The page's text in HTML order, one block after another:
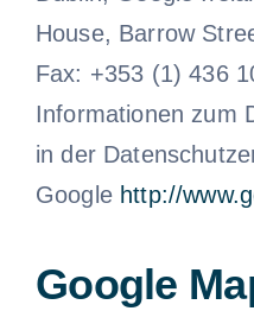
House, Barrow
Fax: +353 (1) 436
Informationen zum
in der
Google http://
Google